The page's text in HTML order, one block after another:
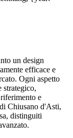
un design
efficace e
Ogni aspetto
strategico,
e
Chiusano d'Asti,
distinguiti